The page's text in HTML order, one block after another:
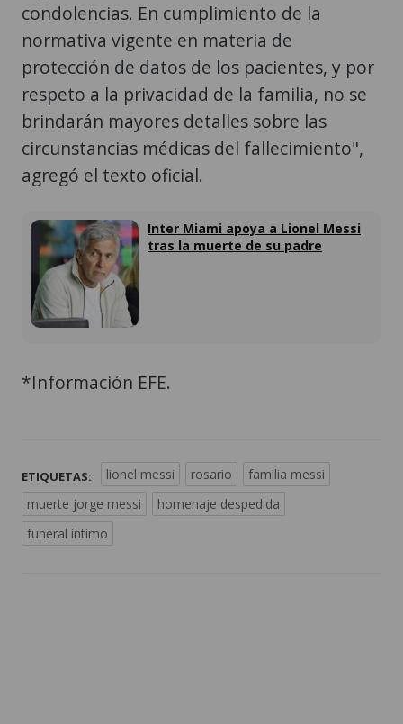
condolencias. En cumplimiento de la
normativa vigente en materia de
protección de datos de los pacientes, y por
respeto a la privacidad de la familia, no se
brindarán mayores detalles sobre las
circunstancias médicas del fallecimiento",
agregó el texto oficial.
Inter Miami apoya a Lionel Messi
tras la muerte de su padre
*Información EFE.
ETIQUETAS: lionel messi rosario
familia messi
muerte jorge messi
homenaje despedida
funeral íntimo